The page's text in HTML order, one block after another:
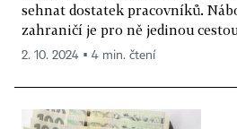
sehnat dostatek pracovníků.
zahraničí je pro ně jedinou
2. 10. 2024 ▪ 4 min. čtení